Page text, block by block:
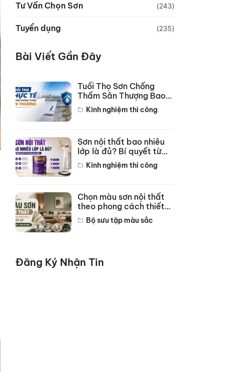
Tư Vấn Chọn Sơn (243)
Tuyển dụng (235)
Bài Viết Gần Đây
Tuổi Thọ Sơn Chống
Thấm Sân Thượng Bao
Lâu? Bí Quyết Bền 10
NămKinh nghiệm thi công
Sơn nội thất bao nhiêu
lớp là đủ? Bí quyết từ
thợ lâu năm
Kinh nghiệm thi công
Chọn màu sơn nội thất
theo phong cách thiết
kế hot năm 2026
Bộ sưu tập màu sắc
Đăng Ký Nhận Tin